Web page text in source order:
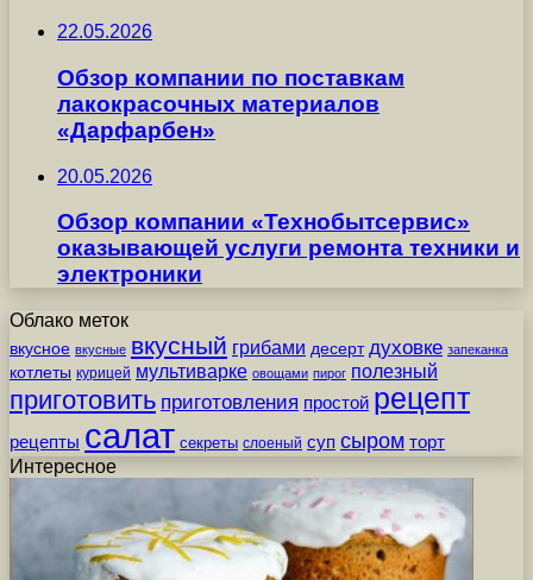
22.05.2026
Обзор компании по поставкам
лакокрасочных материалов
«Дарфарбен»
20.05.2026
Обзор компании «Технобытсервис»
оказывающей услуги ремонта техники и
электроники
Облако меток
вкусное вкусные вкусный грибами десерт духовке запеканка
котлеты курицей мультиварке овощами пирог полезный
приготовить приготовления простой рецепт
рецепты салат секреты слоеный суп сыром торт
Интересное